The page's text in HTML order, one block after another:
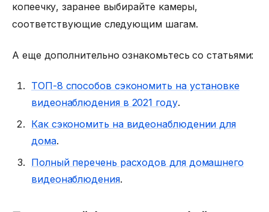
копеечку, заранее выбирайте камеры,
соответствующие следующим шагам.
А еще дополнительно ознакомьтесь со статьями:
ТОП-8 способов сэкономить на установке
видеонаблюдения в 2021 году.
Как сэкономить на видеонаблюдении для
дома.
Полный перечень расходов для домашнего
видеонаблюдения.